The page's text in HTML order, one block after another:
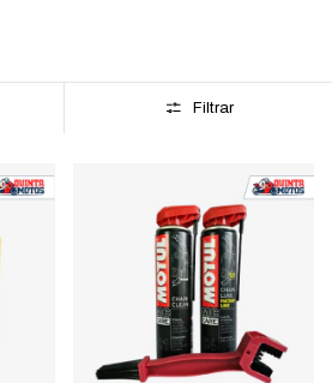
Filtrar